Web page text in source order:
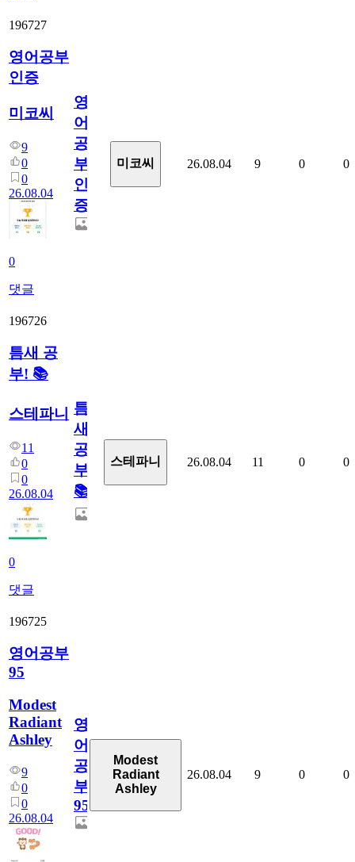
196727
영어공부
인증
미코씨
9
0
0
26.08.04
0
댓글
영
어
공
부
인
증
미코씨 26.08.04 9 0 0
196726
틈새 공
부! 📚
스테파니
11
0
0
26.08.04
0
댓글
틈
새
공
부!
📚
스테파니 26.08.04 11 0 0
196725
영어공부
95
Modest
Radiant
Ashley
9
0
0
26.08.04
영
어
공
부
95
Modest
Radiant
Ashley
26.08.04 9 0 0